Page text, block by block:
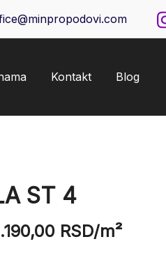
Kontakt Blog
ST 4
RSD/m²